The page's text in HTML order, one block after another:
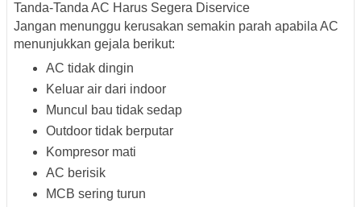
Tanda-Tanda AC Harus Segera Diservice
Jangan menunggu kerusakan semakin parah apabila AC
menunjukkan gejala berikut:
AC tidak dingin
Keluar air dari indoor
Muncul bau tidak sedap
Outdoor tidak berputar
Kompresor mati
AC berisik
MCB sering turun